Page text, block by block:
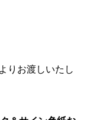
りお渡しいたし